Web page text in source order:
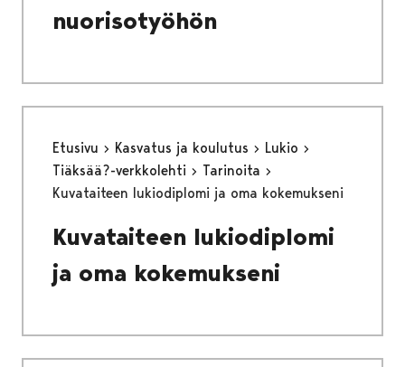
nuorisotyöhön
Etusivu Kasvatus ja koulutus
Lukio
Tiäksää?-verkkolehti
Tarinoita
Kuvataiteen lukiodiplomi ja oma kokemukseni
Kuvataiteen lukiodiplomi
ja oma kokemukseni